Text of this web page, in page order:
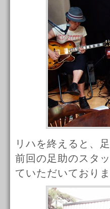
リハを終えると、
前回の足助のスタ
ていただいておりま